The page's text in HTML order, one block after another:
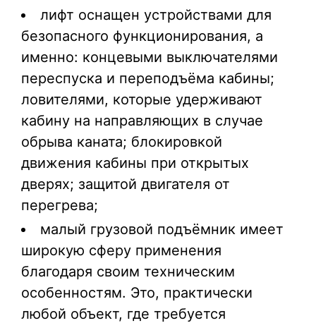
лифт оснащен устройствами для
безопасного функционирования, а
именно: концевыми выключателями
переспуска и переподъёма кабины;
ловителями, которые удерживают
кабину на направляющих в случае
обрыва каната; блокировкой
движения кабины при открытых
дверях; защитой двигателя от
перегрева;
малый грузовой подъёмник имеет
широкую сферу применения
благодаря своим техническим
особенностям. Это, практически
любой объект, где требуется